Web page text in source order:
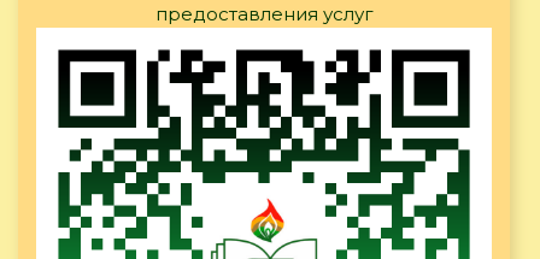
предоставления услуг